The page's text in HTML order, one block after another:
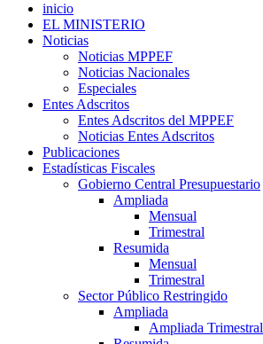
inicio
EL MINISTERIO
Noticias
Noticias MPPEF
Noticias Nacionales
Especiales
Entes Adscritos
Entes Adscritos del MPPEF
Noticias Entes Adscritos
Publicaciones
Estadísticas Fiscales
Gobierno Central Presupuestario
Ampliada
Mensual
Trimestral
Resumida
Mensual
Trimestral
Sector Público Restringido
Ampliada
Ampliada Trimestral